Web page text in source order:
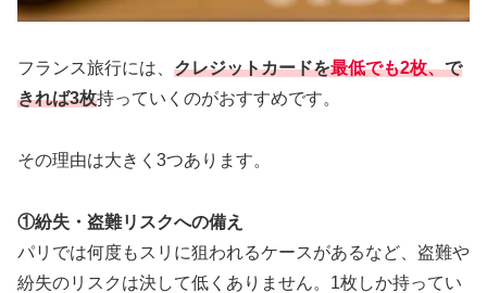
フランス旅行には、 クレジットカードを最低でも2枚、で
きれば3枚持っていくのがおすすめです。
その理由は大きく3つあります。
①紛失・盗難リスクへの備え
パリでは何度もスリに狙われるケースがあるなど、盗難や
紛失のリスクは決して低くありません。1枚しか持ってい